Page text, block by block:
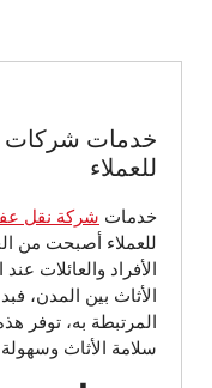
خدمات شركات
للعملاء
خدمات شركة نقل
للعملاء أصبحت من
الأفراد والعائلات
الأثاث بين المدن،
المرتبطة به، توفر
سلامة الأثاث وسهولة